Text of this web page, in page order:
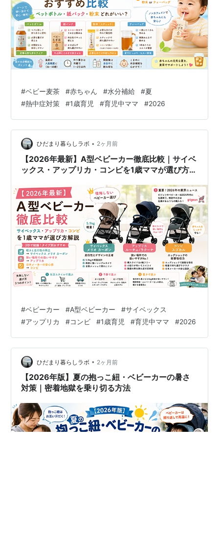
#ベビー麦茶 #赤ちゃん #水分補給 #夏
#熱中症対策 #1歳育児 #育児中ママ #2026
ひだまり暮らしラボ • 2ヶ月前
【2026年最新】A型ベビーカー徹底比較｜サイベ
ックス・アップリカ・コンビを1歳ママが選び方解
#ベビーカー #A型ベビーカー #サイベックス
#アップリカ #コンビ #1歳育児 #育児中ママ #2026
ひだまり暮らしラボ • 2ヶ月前
【2026年版】夏の抱っこ紐・ベビーカーの暑さ
対策｜密着地獄を乗り切る方法